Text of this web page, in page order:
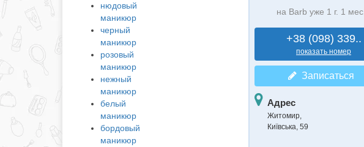
нюдовый
маникюр
черный
маникюр
розовый
маникюр
нежный
маникюр
белый
маникюр
бордовый
маникюр
на Barb уже 1 г. 1 мес.
+38 (098) 339..
показать номер
Записаться
Адрес
Житомир,
Київська, 59